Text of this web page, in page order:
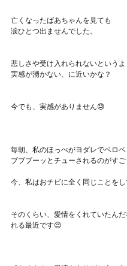
亡くなったばあちゃんを見ても
涙ひとつ出ませんでした。
悲しさや受け入れられないというよ
実感が湧かない、に近いかな？
今でも、実感がありません😓
毎朝、私のほっぺがヨダレでベロ
ブブブーッとチューされるのがす
今、私はおチビに全く同じことをし
そのくらい、愛情をくれていたん
れる最近です😌